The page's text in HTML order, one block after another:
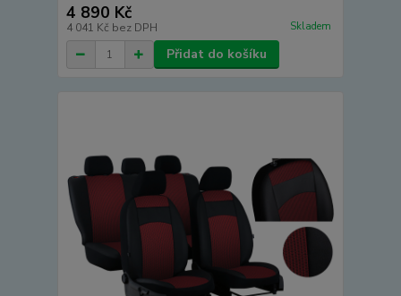
4 890 Kč
4 041 Kč bez DPH Skladem
Přidat do košíku